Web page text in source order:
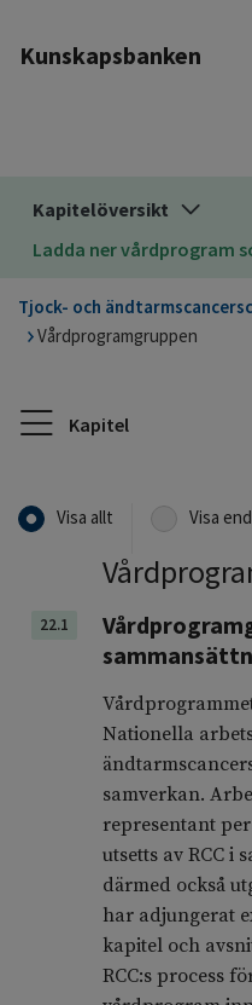
Kunskapsbanken
Kapitelöversikt
Ladda ner vårdprogram
Tjock- och
Vårdprogramgruppen
Kapitel
Visa allt Visa
22.1
Nationella
samverkan.
representant
utsetts av RCC i
därmed också
har adjungerat
kapitel och
RCC:s process